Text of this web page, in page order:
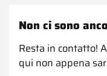
Non ci sono
Resta in contatto!
qui non appena